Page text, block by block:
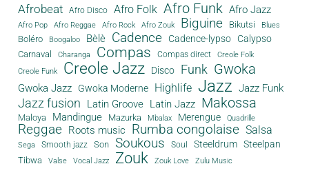
Afrobeat Afro Disco Afro Folk Afro Funk Afro Jazz
Afro Pop Afro Reggae Afro Rock Afro Zouk Biguine Bikutsi Blues
Boléro Boogaloo Bèlè Cadence Cadence-lypso Calypso
Carnaval Charanga Compas Compas direct
Creole Folk
Creole Funk
Creole Jazz Disco Funk Gwoka
Gwoka Jazz Gwoka Moderne Highlife Jazz Jazz Funk
Jazz fusion Latin Groove Latin Jazz Makossa
Maloya Mandingue Mazurka Mbalax Merengue Quadrille
Reggae Roots music Rumba congolaise Salsa
Sega Smooth jazz Son Soukous Soul Steeldrum Steelpan
Tibwa Valse Vocal Jazz Zouk Zouk Love Zulu Music